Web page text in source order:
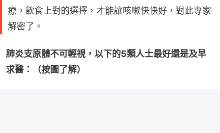
療，飲食上對的選擇，才能讓咳嗽快快好，對此專家
解密了。
肺炎支原體不可輕視，以下的5類人士最好還是及早
求醫：（按圖了解）